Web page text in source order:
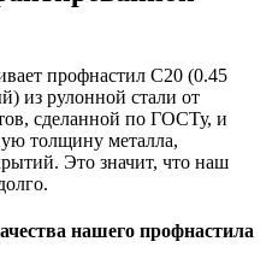
профнастил С20 (0.45
из рулонной стали от
сделанной по ГОСТу, и
толщину металла,
Это значит, что наш
нашего профнастила